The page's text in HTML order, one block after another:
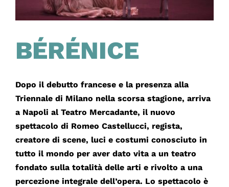
BÉRÉNICE
Dopo il debutto francese e la presenza alla
Triennale di Milano nella scorsa stagione, arriva
a Napoli al Teatro Mercadante, il nuovo
spettacolo di Romeo Castellucci, regista,
creatore di scene, luci e costumi conosciuto in
tutto il mondo per aver dato vita a un teatro
fondato sulla totalità delle arti e rivolto a una
percezione integrale dell’opera. Lo spettacolo è